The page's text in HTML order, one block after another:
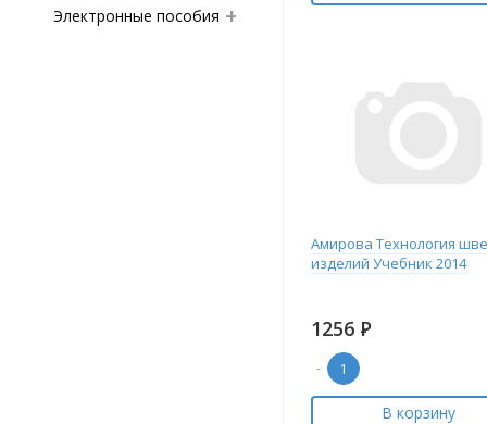
Электронные пособия
Амирова Технология
изделий Учебник 2014
1256 Р
-
В корзину